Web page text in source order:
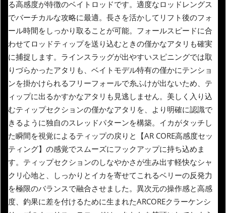
る高感度が特徴のベイトロッドです。適度なロッドレングス
でバーチカルな攻略に最適。長さを活かしてリフト後のフォ
ール時間をしっかり取ることが可能。フォールスピードに合
わせてロッドティップを送り込むときの僅かなアタリも確実
に捕捉します。ラインスラッグが出やすいスピニングでは取
りづらかったアタリも、ベイトモデル特有の僅かにテンショ
ンを掛かけられるフリーフォールで糸ふけが出ないため、テ
ィップに出るかすかなアタリも見逃しません。美しく入り込
むティップセクションの僅かなアタリを、より明確に認識で
きるように独自のスレッドパターンを構築。イカがタッチし
た瞬間を視覚によるティップの戻りと【AR CORE高感度セッ
ティング】の感覚でスムーズにフックアップに持ち込めま
す。ティップセクションのしなやかさが生み出す軽快なシャ
クリ心地と、しっかりとイカを寄せてこれるベリーの反発力
を極限のバランスで融合させました。異次元の操作感と高感
度、釣果に差を付けるために生まれたARCOREクラーケンシ